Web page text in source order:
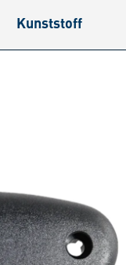
Kunststoff